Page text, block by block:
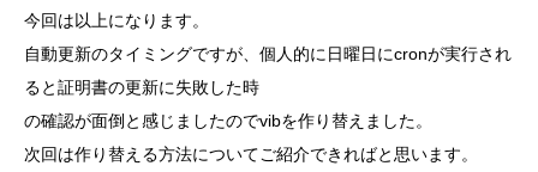
今回は以上になります。
自動更新のタイミングですが、個人的に日曜日にcronが実行され
ると証明書の更新に失敗した時
の確認が面倒と感じましたのでvibを作り替えました。
次回は作り替える方法についてご紹介できればと思います。